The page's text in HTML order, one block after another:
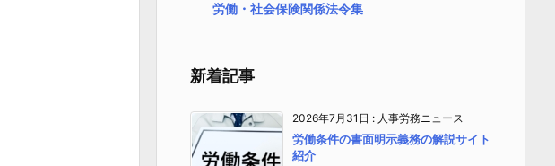
労働・社会保険関係法令集
新着記事
2026年7月31日 : 人事労務ニュース
労働条件の書面明示義務の解説サイト
紹介